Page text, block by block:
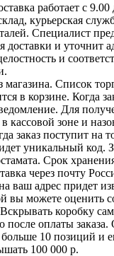
работает с
курьерская
Специалист
доставки и уточнит
и
магазина. Список
в корзине. Когда
Для
кассовой зоне и
заказ поступит на
уникальный код.
Срок
через почту
ваш адрес придет
вы можете оценить
коробку
после оплаты
10 позиций и
100 000 р.